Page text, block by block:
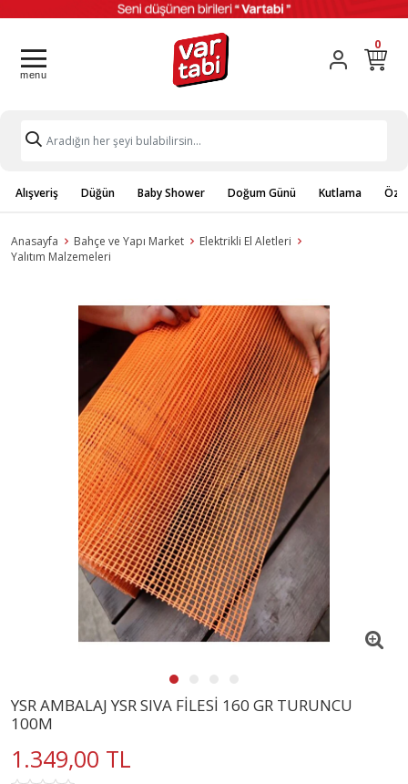
0
Alışveriş Düğün Baby Shower Doğum Günü Kutlama
Anasayfa Bahçe ve Yapı Market
Elektrikli El Aletleri
Yalıtım Malzemeleri
YSR AMBALAJ YSR SIVA FİLESİ 160 GR TURUNCU
100M
1.349,00 TL